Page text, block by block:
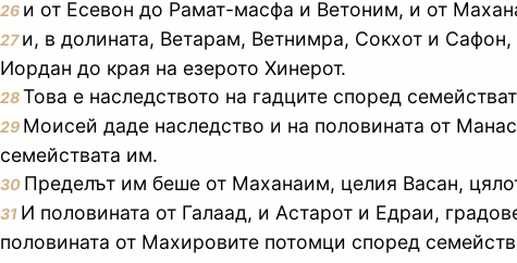
26 и от Есевон до Рамат-масфа и Ветоним, и от
27и, в долината, Ветарам, Ветнимра, Сокхот и
Иордан до края на езерото Хинерот.
28Това е наследството на гадците според
29 Моисей даде наследство и на половината от
семействата им.
30 Пределът им беше от Маханаим, целия Васан,
31 И половината от Галаад, и Астарот и Едраи,
половината от Махировите потомци според